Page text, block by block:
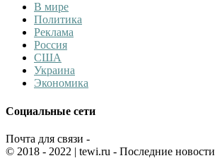
В мире
Политика
Реклама
Россия
США
Украина
Экономика
Социальные сети
Почта для связи -
© 2018 - 2022 | tewi.ru - Последние новости